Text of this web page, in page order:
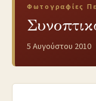
Φωτογραφίες
5 Αυγούστου 2010